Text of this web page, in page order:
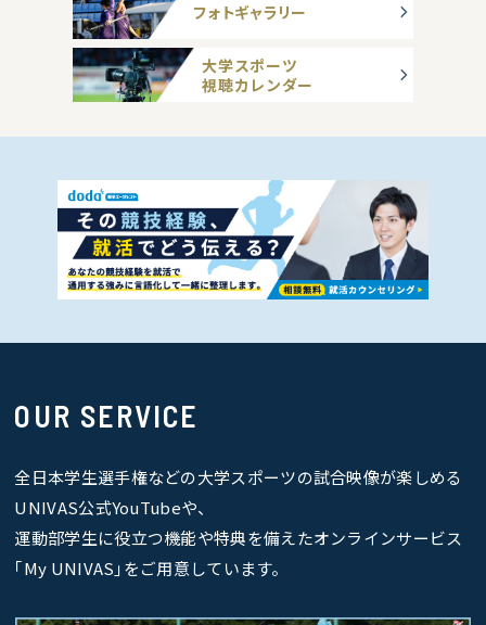
フォトギャラリー
大学スポーツ
視聴カレンダー
OUR SERVICE
全日本学生選手権などの大学スポーツの試合映像が楽しめる
UNIVAS公式YouTubeや、
運動部学生に役立つ機能や特典を備えたオンラインサービス
｢My UNIVAS｣をご用意しています。